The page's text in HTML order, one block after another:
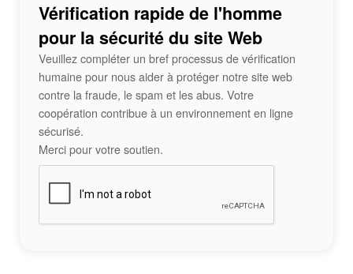
Vérification rapide de l'homme
pour la sécurité du site Web
Veuillez compléter un bref processus de vérification
humaine pour nous aider à protéger notre site web
contre la fraude, le spam et les abus. Votre
coopération contribue à un environnement en ligne
sécurisé.
Merci pour votre soutien.